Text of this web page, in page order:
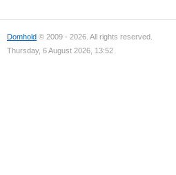
Domhold © 2009 - 2026. All rights reserved.
Thursday, 6 August 2026, 13:52